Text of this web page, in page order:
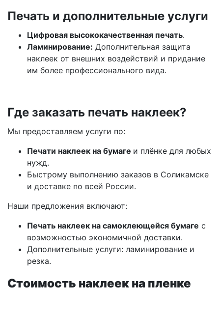
Печать и дополнительные услуги
Цифровая высококачественная печать.
Ламинирование: Дополнительная защита
наклеек от внешних воздействий и придание
им более профессионального вида.
Где заказать печать наклеек?
Мы предоставляем услуги по:
Печати наклеек на бумаге и плёнке для любых
нужд.
Быстрому выполнению заказов в Соликамске
и доставке по всей России.
Наши предложения включают:
Печать наклеек на самоклеющейся бумаге с
возможностью экономичной доставки.
Дополнительные услуги: ламинирование и
резка.
Стоимость наклеек на пленке